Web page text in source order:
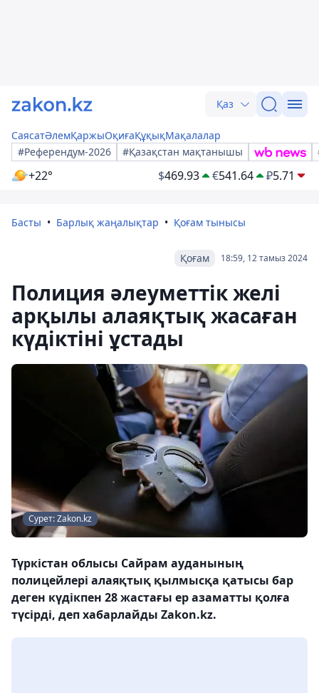
Қаз
СаясатӘлемҚаржыОқиғаҚұқықМақалалар
#Референдум-2026
#Қазақстан мақтанышы
+22° $469.93 €541.64 ₽5.71
Басты Барлық жаңалықтар Қоғам тынысы
18:59, 12 тамыз 2024
Қоғам
Полиция әлеуметтік желі
арқылы алаяқтық жасаған
күдіктіні ұстады
Сурет: Zakon.kz
Түркістан облысы Сайрам ауданының
полицейлері алаяқтық қылмысқа қатысы бар
деген күдікпен 28 жастағы ер азаматты қолға
түсірді, деп хабарлайды Zakon.kz.